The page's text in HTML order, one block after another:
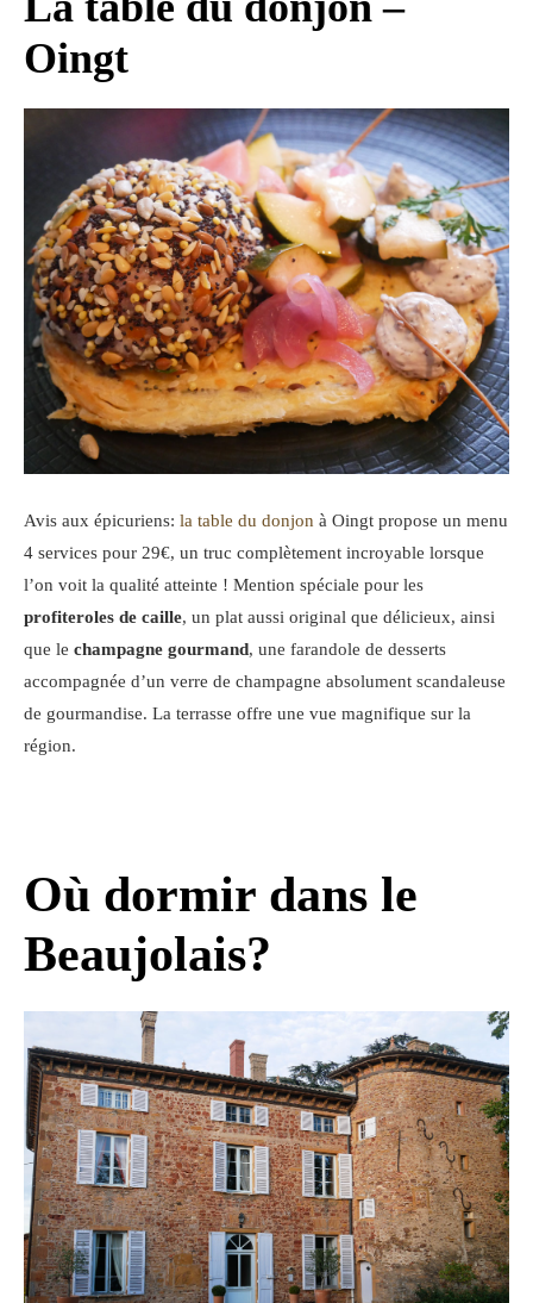
Oingt
Avis aux épicuriens: la table du donjon à Oingt propose un menu
4 services pour 29€, un truc complètement incroyable lorsque
l’on voit la qualité atteinte ! Mention spéciale pour les
profiteroles de caille, un plat aussi original que délicieux, ainsi
que le champagne gourmand, une farandole de desserts
accompagnée d’un verre de champagne absolument scandaleuse
de gourmandise. La terrasse offre une vue magnifique sur la
région.
Où dormir dans le
Beaujolais?